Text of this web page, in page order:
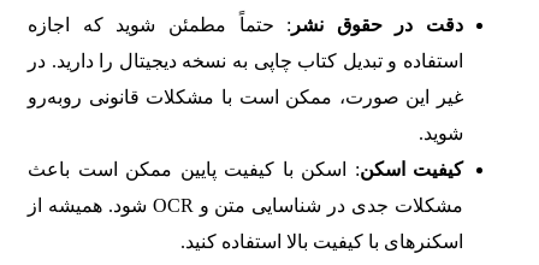
دقت در حقوق نشر : حتماً مطمئن شوید که اجازه
استفاده و تبدیل کتاب چاپی به نسخه دیجیتال را دارید. در
غیر این صورت، ممکن است با مشکلات قانونی روبه‌رو
شوید.
کیفیت اسکن: اسکن با کیفیت پایین ممکن است باعث
مشکلات جدی در شناسایی متن و OCR شود. همیشه از
اسکنرهای با کیفیت بالا استفاده کنید.